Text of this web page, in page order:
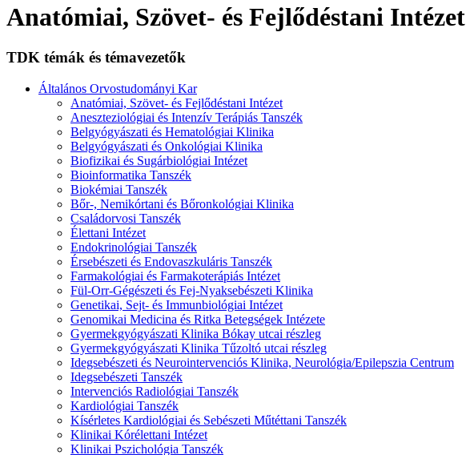
Anatómiai, Szövet- és Fejlődéstani Intézet
TDK témák és témavezetők
Általános Orvostudományi Kar
Anatómiai, Szövet- és Fejlődéstani Intézet
Aneszteziológiai és Intenzív Terápiás Tanszék
Belgyógyászati és Hematológiai Klinika
Belgyógyászati és Onkológiai Klinika
Biofizikai és Sugárbiológiai Intézet
Bioinformatika Tanszék
Biokémiai Tanszék
Bőr-, Nemikórtani és Bőronkológiai Klinika
Családorvosi Tanszék
Élettani Intézet
Endokrinológiai Tanszék
Érsebészeti és Endovaszkuláris Tanszék
Farmakológiai és Farmakoterápiás Intézet
Fül-Orr-Gégészeti és Fej-Nyaksebészeti Klinika
Genetikai, Sejt- és Immunbiológiai Intézet
Genomikai Medicina és Ritka Betegségek Intézete
Gyermekgyógyászati Klinika Bókay utcai részleg
Gyermekgyógyászati Klinika Tűzoltó utcai részleg
Idegsebészeti és Neurointervenciós Klinika, Neurológia/Epilepszia Centrum
Idegsebészeti Tanszék
Intervenciós Radiológiai Tanszék
Kardiológiai Tanszék
Kísérletes Kardiológiai és Sebészeti Műtéttani Tanszék
Klinikai Kórélettani Intézet
Klinikai Pszichológia Tanszék